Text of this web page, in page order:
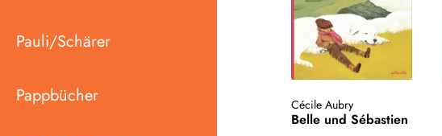
Pauli/Schärer
Pappbücher Cécile Aubry
Belle und Sébastien